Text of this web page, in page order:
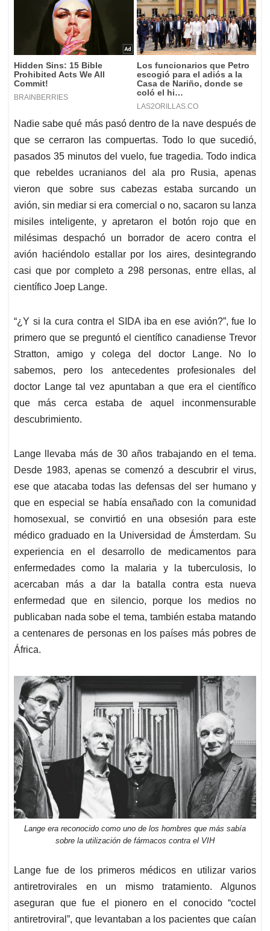
Nadie sabe qué más pasó dentro de la nave después de
que se cerraron las compuertas. Todo lo que sucedió,
pasados 35 minutos del vuelo, fue tragedia. Todo indica
que rebeldes ucranianos del ala pro Rusia, apenas
vieron que sobre sus cabezas estaba surcando un
avión, sin mediar si era comercial o no, sacaron su lanza
misiles inteligente, y apretaron el botón rojo que en
milésimas despachó un borrador de acero contra el
avión haciéndolo estallar por los aires, desintegrando
casi que por completo a 298 personas, entre ellas, al
científico Joep Lange.
“¿Y si la cura contra el SIDA iba en ese avión?”, fue lo
primero que se preguntó el científico canadiense Trevor
Stratton, amigo y colega del doctor Lange. No lo
sabemos, pero los antecedentes profesionales del
doctor Lange tal vez apuntaban a que era el científico
que más cerca estaba de aquel inconmensurable
descubrimiento.
Lange llevaba más de 30 años trabajando en el tema.
Desde 1983, apenas se comenzó a descubrir el virus,
ese que atacaba todas las defensas del ser humano y
que en especial se había ensañado con la comunidad
homosexual, se convirtió en una obsesión para este
médico graduado en la Universidad de Ámsterdam. Su
experiencia en el desarrollo de medicamentos para
enfermedades como la malaria y la tuberculosis, lo
acercaban más a dar la batalla contra esta nueva
enfermedad que en silencio, porque los medios no
publicaban nada sobe el tema, también estaba matando
a centenares de personas en los países más pobres de
África.
Lange era reconocido como uno de los hombres que más sabía
sobre la utilización de fármacos contra el VIH
Lange fue de los primeros médicos en utilizar varios
antiretrovirales en un mismo tratamiento. Algunos
aseguran que fue el pionero en el conocido “coctel
antiretroviral”, que levantaban a los pacientes que caían